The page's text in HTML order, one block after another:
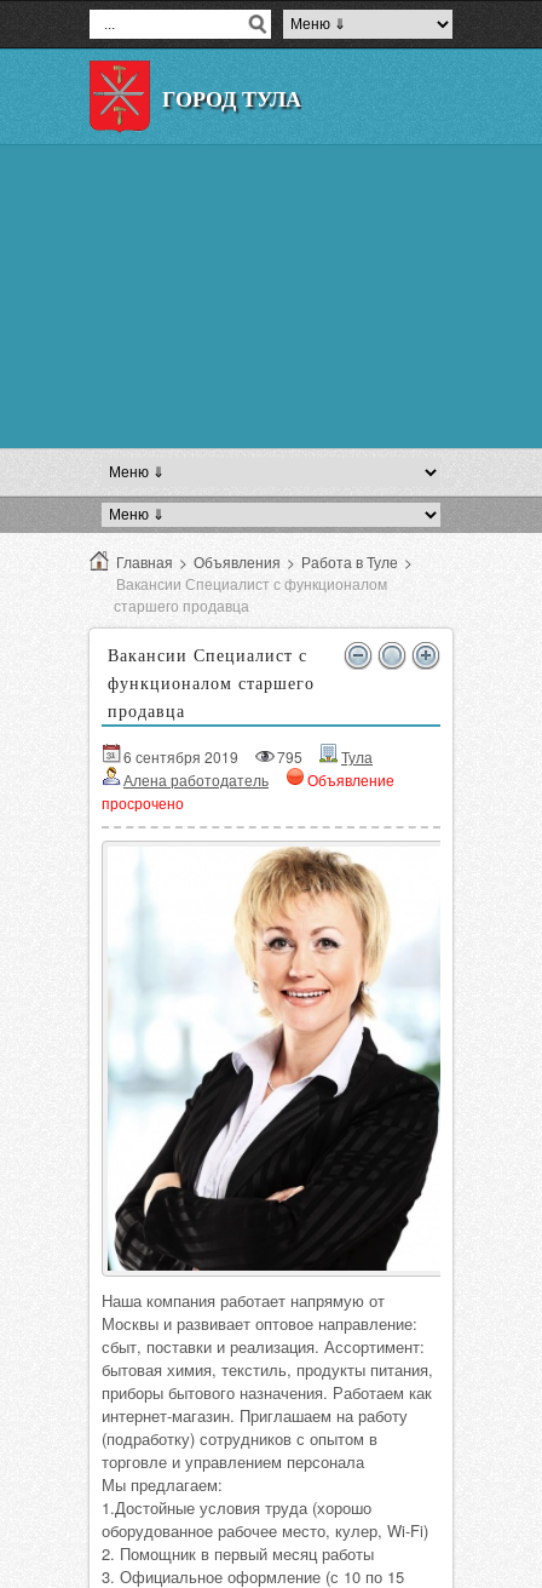
ГОРОД ТУЛА
Главная > Объявления > Работа в Туле >
Вакансии Специалист с функционалом
старшего продавца
Вакансии Специалист с
функционалом старшего
продавца
6 сентября 2019 795
Тула
Алена работодатель
Объявление
просрочено
Наша компания работает напрямую от
Москвы и развивает оптовое направление:
сбыт, поставки и реализация. Ассортимент:
бытовая химия, текстиль, продукты питания,
приборы бытового назначения. Работаем как
интернет-магазин. Приглашаем на работу
(подработку) сотрудников с опытом в
торговле и управлением персонала
Мы предлагаем:
1.Достойные условия труда (хорошо
оборудованное рабочее место, кулер, Wi-Fi)
2. Помощник в первый месяц работы
3. Официальное оформление (с 10 по 15